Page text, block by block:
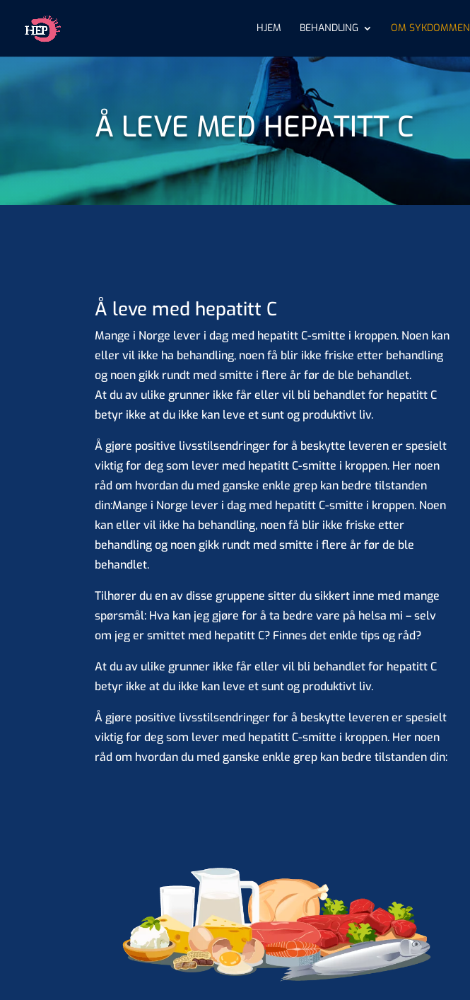
HJEM BEHANDLING OM SYKDOMMEN
Å LEVE MED HEPATITT C
Å leve med hepatitt C
Mange i Norge lever i dag med hepatitt C-smitte i kroppen. Noen kan
eller vil ikke ha behandling, noen få blir ikke friske etter behandling
og noen gikk rundt med smitte i flere år før de ble behandlet.
At du av ulike grunner ikke får eller vil bli behandlet for hepatitt C
betyr ikke at du ikke kan leve et sunt og produktivt liv.
Å gjøre positive livsstilsendringer for å beskytte leveren er spesielt
viktig for deg som lever med hepatitt C-smitte i kroppen. Her noen
råd om hvordan du med ganske enkle grep kan bedre tilstanden
din:Mange i Norge lever i dag med hepatitt C-smitte i kroppen. Noen
kan eller vil ikke ha behandling, noen få blir ikke friske etter
behandling og noen gikk rundt med smitte i flere år før de ble
behandlet.
Tilhører du en av disse gruppene sitter du sikkert inne med mange
spørsmål: Hva kan jeg gjøre for å ta bedre vare på helsa mi – selv
om jeg er smittet med hepatitt C? Finnes det enkle tips og råd?
At du av ulike grunner ikke får eller vil bli behandlet for hepatitt C
betyr ikke at du ikke kan leve et sunt og produktivt liv.
Å gjøre positive livsstilsendringer for å beskytte leveren er spesielt
viktig for deg som lever med hepatitt C-smitte i kroppen. Her noen
råd om hvordan du med ganske enkle grep kan bedre tilstanden din: